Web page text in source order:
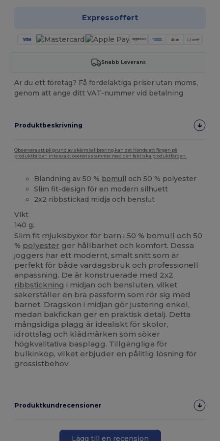
Expressoffert
Snabb Leverans
Är du ett företag? Få fördelaktiga priser utan moms,
genom att ange ditt VAT-nummer vid betalning
Produktbeskrivning
Observera att på grund av skärmkalibrering kan det hända att färgen på
produktbilden inte exakt överensstämmer med den faktiska produktfärgen.
Blandning av 50 % bomull och 50 % polyester
Slim fit-design för en modern silhuett
2x2 ribbstickad midja och benslut
Vikt
140 g.
Slim fit mjukisbyxor för barn i 50 % bomull och 50
% polyester ger hållbarhet och komfort. Dessa
joggers har ett modernt, smalt snitt som är
perfekt för både vardagsbruk och professionell
anpassning. De är konstruerade med 2x2
ribbstickning i midjan och bensluten, vilket
säkerställer en bra passform som rör sig med
barnet. Dragskon i midjan gör justering enkel,
medan bakfickan ger en praktisk detalj. Detta
mångsidiga plagg är idealiskt för skolor,
idrottslag och klädmärken som söker
högkvalitativa basplagg. Tillgängliga för
bulkinköp, vilket erbjuder en pålitlig lösning för
grossistbehov.
Produktkundrecensioner
Lägg till en recension